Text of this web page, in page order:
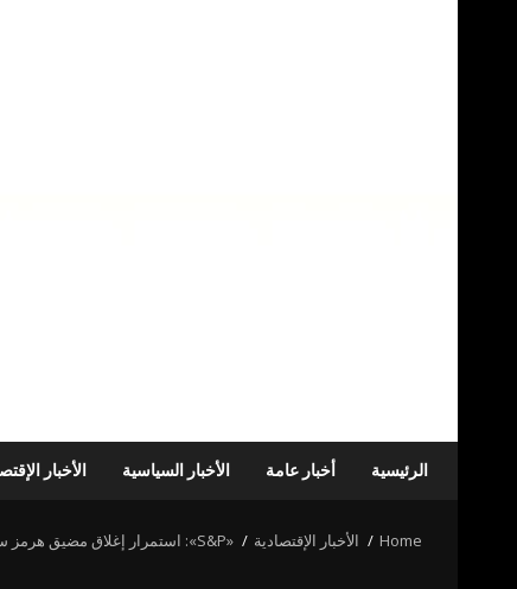
الرئيسية أخبار عامة الأخبار السياسية الأخبار
Home الأخبار الإقتصادية «S&P»: استمرار إغلاق مضيق هرمز سيرفع أسعار النفط الخام – أخبار السعودية